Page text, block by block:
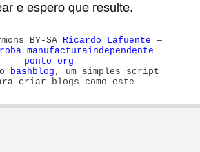
e espero que resulte.
BY-SA Ricardo Lafuente —
manufacturaindependente
ponto org
bashblog , um simples script
criar blogs como este